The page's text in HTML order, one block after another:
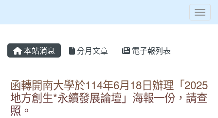
本站消息 分月文章 電子報列表
函轉開南大學於114年6月18日辦理「2025
地方創生*永續發展論壇」海報一份，請查
照。